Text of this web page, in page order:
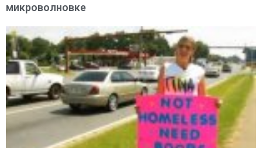
микроволновке